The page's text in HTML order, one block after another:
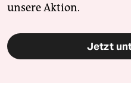
unsere Aktion.
Jetzt